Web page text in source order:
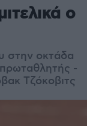
ο
στην οκτάδα
-
Τζόκοβιτς